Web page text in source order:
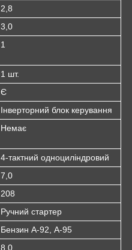
2,8
3,0
1
1 шт.
Є
Інверторний блок керування
Немає
4-тактний одноциліндровий
7,0
208
Ручний стартер
Бензин А-92, А-95
8,0